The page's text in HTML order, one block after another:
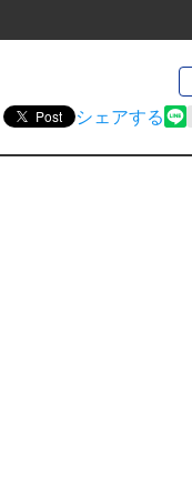
Post シェアする